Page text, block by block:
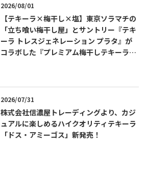
2026/08/01
【テキーラ×梅干し×塩】東京ソラマチの
「立ち喰い梅干し屋」とサントリー『テキ
ーラ トレスジェネレーション プラタ』が
コラボした『プレミアム梅干しテキーラソ
2026/07/31
株式会社信濃屋トレーディングより、カジ
ュアルに楽しめるハイクオリティテキーラ
「ドス・アミーゴス」新発売！